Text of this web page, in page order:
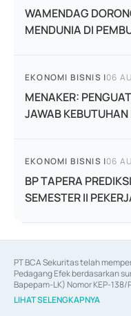
WAMENDAG
MENDUNIA DI
EKONOMI BISNIS |06
MENAKER:
JAWAB KEBUTUHAN
EKONOMI BISNIS |06
BP TAPERA
SEMESTER II
PT BCA Sekuritas telah
Pedagang Efek berdasarkan
Bapepam-LK) Nomor KEP-
06/D.04/2014 tanggal 28
Efek berdasarkan surat
LIHAT SELENGKAPNYA